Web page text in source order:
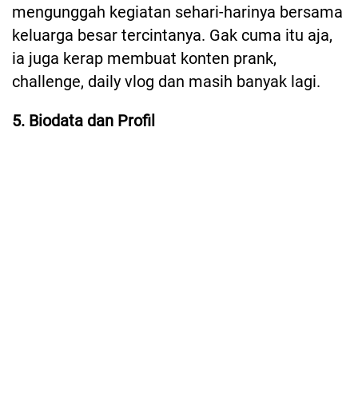
mengunggah kegiatan sehari-harinya bersama
keluarga besar tercintanya. Gak cuma itu aja,
ia juga kerap membuat konten prank,
challenge, daily vlog dan masih banyak lagi.
5. Biodata dan Profil